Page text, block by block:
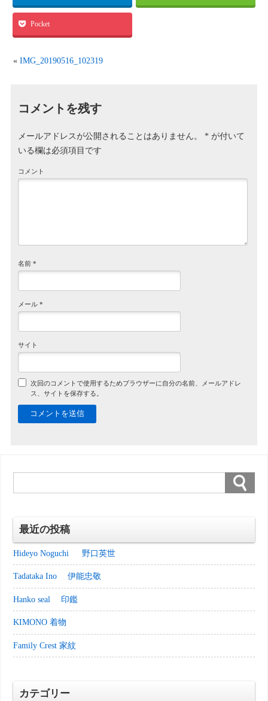
Pocket
«IMG_20190516_102319
コメントを残す
メールアドレスが公開されることはありません。 * が付いて
いる欄は必須項目です
コメント
名前*
メール*
サイト
次回のコメントで使用するためブラウザーに自分の名前、メールアドレ
ス、サイトを保存する。
最近の投稿
Hideyo Noguchi 野口英世
Tadataka Ino 伊能忠敬
Hanko seal 印鑑
KIMONO 着物
Family Crest 家紋
カテゴリー